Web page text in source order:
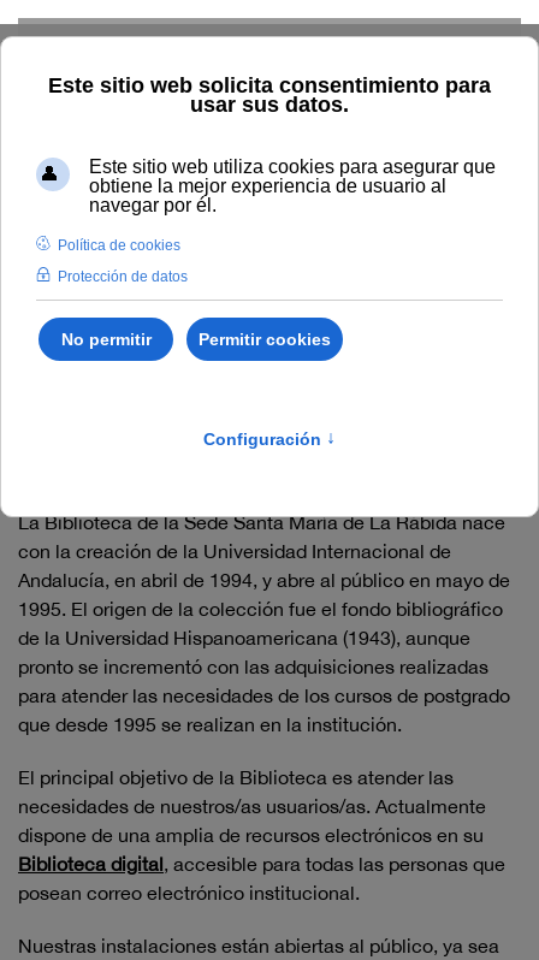
Biblioteca Sede de La
Rábida
Archivos adjuntos:Descargar triptico_bibliorabida.pdf
Sede Sta. Mª de la Rábida
La Biblioteca de la Sede Santa María de La Rábida nace
con la creación de la Universidad Internacional de
Andalucía, en abril de 1994, y abre al público en mayo de
1995. El origen de la colección fue el fondo bibliográfico
de la Universidad Hispanoamericana (1943), aunque
pronto se incrementó con las adquisiciones realizadas
para atender las necesidades de los cursos de postgrado
que desde 1995 se realizan en la institución.
El principal objetivo de la Biblioteca es atender las
necesidades de nuestros/as usuarios/as. Actualmente
dispone de una amplia de recursos electrónicos en su
Biblioteca digital, accesible para todas las personas que
posean correo electrónico institucional.
Nuestras instalaciones están abiertas al público, ya sea